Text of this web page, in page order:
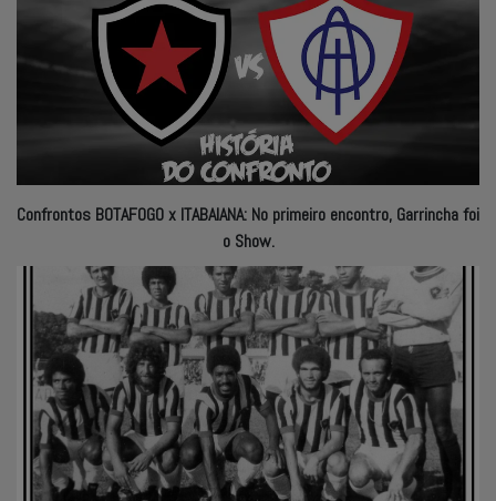
Confrontos BOTAFOGO x ITABAIANA: No primeiro encontro, Garrincha foi
o Show.